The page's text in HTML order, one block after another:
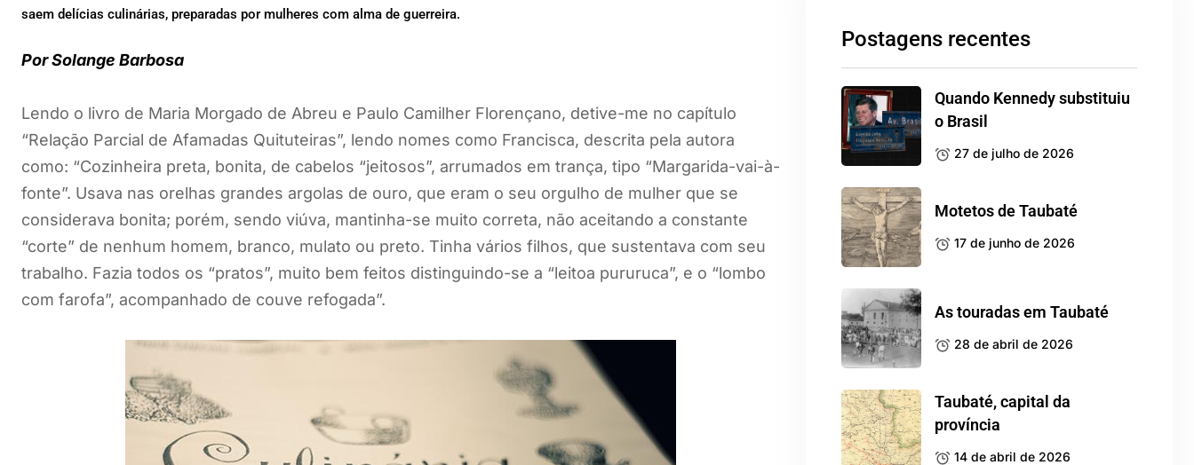
saem delícias culinárias, preparadas por mulheres com alma de guerreira.
Por Solange Barbosa
Lendo o livro de Maria Morgado de Abreu e Paulo Camilher Florençano, detive-me no capítulo
“Relação Parcial de Afamadas Quituteiras”, lendo nomes como Francisca, descrita pela autora
como: “Cozinheira preta, bonita, de cabelos “jeitosos”, arrumados em trança, tipo “Margarida-vai-à-
fonte”. Usava nas orelhas grandes argolas de ouro, que eram o seu orgulho de mulher que se
considerava bonita; porém, sendo viúva, mantinha-se muito correta, não aceitando a constante
“corte” de nenhum homem, branco, mulato ou preto. Tinha vários filhos, que sustentava com seu
trabalho. Fazia todos os “pratos”, muito bem feitos distinguindo-se a “leitoa pururuca”, e o “lombo
com farofa”, acompanhado de couve refogada”.
Postagens recentes
Quando Kennedy substituiu
o Brasil
27 de julho de 2026
Motetos de Taubaté
17 de junho de 2026
As touradas em Taubaté
28 de abril de 2026
Taubaté, capital da
província
14 de abril de 2026